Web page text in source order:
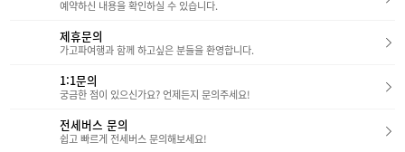
던스의 체크인은 15시체크아웃은 11시입니다 전
요 통창 너머로는 분수대와 수영장이 보였는데요덕
분에 쾌적한 느낌이 들었습니다.​체크인/아웃을 기
보는 것도 좋을 것 같아요!​​- 호텔 - 레지던스동과 호
텔동을 이어주는 길인데요귀여운 조형물과, 작은
다. 호텔동 로비 안으로 들어서면파도와 구름을 연
차량 번호 등록을 하면,체크아웃 당일 낮 12시까지
요. 로비는 높은 층고 덕분에 개방감이 느껴지고,분
홍색 조형물과 인테리어가 감성적인 분위기를 더해
단하게 둘러보기도 좋았습니다.​​​무엇보다 인상 깊었
던 건 반려동물 전용 공간 ‘THE WOOF & PET
게 맡길 수 있는 시설로,반려인들에게 특히 매력적
인 부대시설이었어요.​​​- 객실 소개 – 어반, 패밀리,
예약하신 내용을 확인하실 수 있습니다.
제휴문의
가고파여행과 함께 하고싶은 분들을 환영합니다.
1:1문의
궁금한 점이 있으신가요? 언제든지 문의주세요!
전세버스 문의
쉽고 빠르게 전세버스 문의해보세요!